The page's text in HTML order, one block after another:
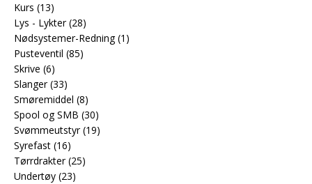
Kurs (13)
Lys - Lykter (28)
Nødsystemer-Redning (1)
Pusteventil (85)
Skrive (6)
Slanger (33)
Smøremiddel (8)
Spool og SMB (30)
Svømmeutstyr (19)
Syrefast (16)
Tørrdrakter (25)
Undertøy (23)